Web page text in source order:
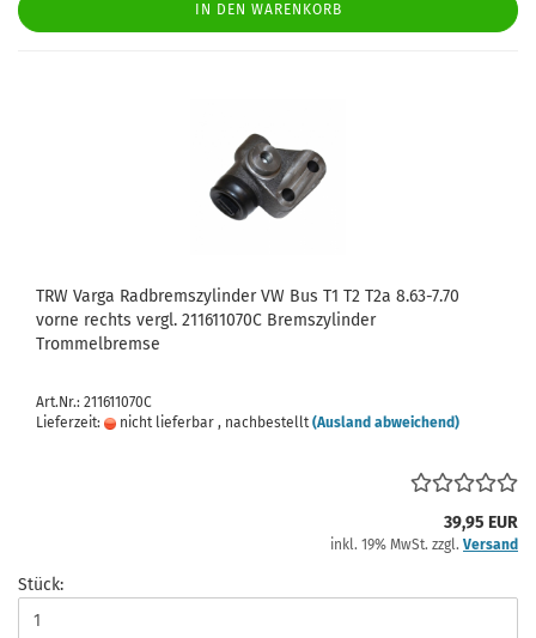
IN DEN WARENKORB
TRW Varga Radbremszylinder VW Bus T1 T2 T2a 8.63-7.70
vorne rechts vergl. 211611070C Bremszylinder
Trommelbremse
Art.Nr.: 211611070C
Lieferzeit:
nicht lieferbar , nachbestellt (Ausland abweichend)
39,95 EUR
inkl. 19% MwSt. zzgl. Versand
Stück: